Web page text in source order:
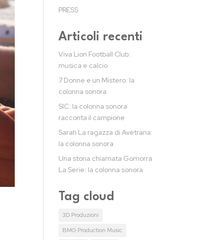
PRESS
Articoli recenti
Viva Lion Football Club:
musica e calcio
7 Donne e un Mistero: la
colonna sonora
SIC: la colonna sonora
racconta il campione
Sarah La ragazza di Avetrana:
la colonna sonora
Una storia chiamata Gomorra
La Serie: la colonna sonora
Tag cloud
3D Produzioni
BMG Production Music